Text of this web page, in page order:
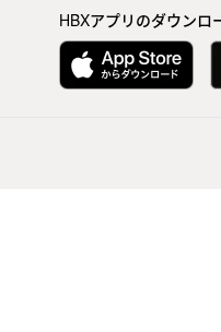
HBXアプリのダウンロ